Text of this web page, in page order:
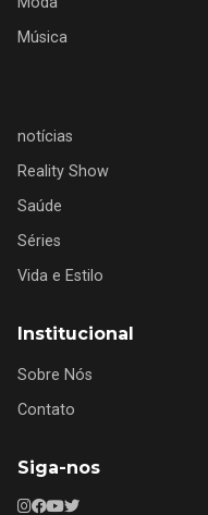
Música
notícias
Reality Show
Saúde
Séries
Vida e Estilo
Institucional
Sobre Nós
Contato
Siga-nos